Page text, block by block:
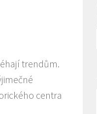
trendům.
centra